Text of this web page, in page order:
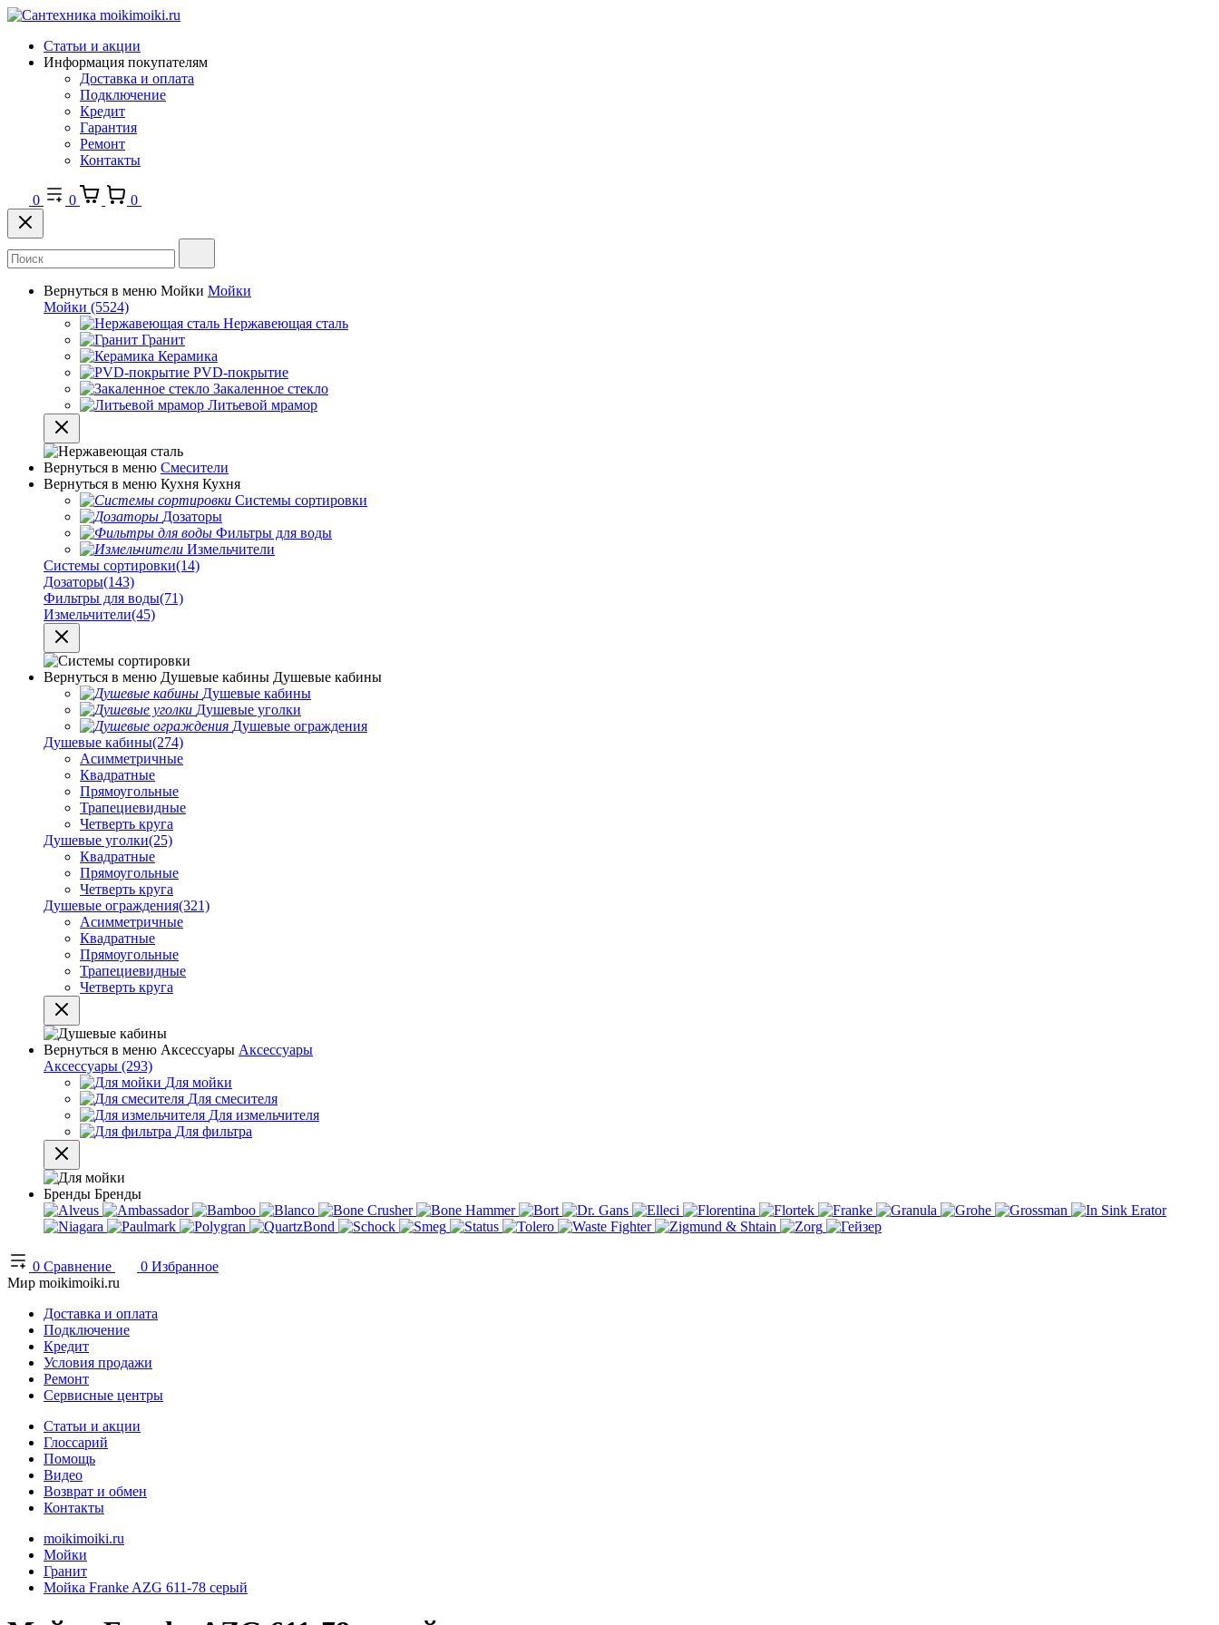
Статьи и акции
Информация покупателям
Доставка и оплата
Подключение
Кредит
Гарантия
Ремонт
Контакты
0 0 0
Вернуться в меню Мойки Мойки
Мойки (5524)
Нержавеющая сталь
Гранит
Керамика
PVD-покрытие
Закаленное стекло
Литьевой мрамор
Вернуться в меню Смесители
Вернуться в меню Кухня Кухня
Системы сортировки
Дозаторы
Фильтры для воды
Измельчители
Системы сортировки(14)
Дозаторы(143)
Фильтры для воды(71)
Измельчители(45)
Вернуться в меню Душевые кабины Душевые кабины
Душевые кабины
Душевые уголки
Душевые ограждения
Душевые кабины(274)
Асимметричные
Квадратные
Прямоугольные
Трапециевидные
Четверть круга
Душевые уголки(25)
Квадратные
Прямоугольные
Четверть круга
Душевые ограждения(321)
Асимметричные
Квадратные
Прямоугольные
Трапециевидные
Четверть круга
Вернуться в меню Аксессуары Аксессуары
Аксессуары (293)
Для мойки
Для смесителя
Для измельчителя
Для фильтра
Бренды Бренды
0 Сравнение 0 Избранное
Мир moikimoiki.ru
Доставка и оплата
Подключение
Кредит
Условия продажи
Ремонт
Сервисные центры
Статьи и акции
Глоссарий
Помощь
Видео
Возврат и обмен
Контакты
moikimoiki.ru
Мойки
Гранит
Мойка Franke AZG 611-78 серый